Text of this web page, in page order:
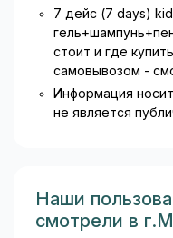
7 дейс (7 days)
стоит и где
самовывозом -
Информация
не является
Наши
смотрели в